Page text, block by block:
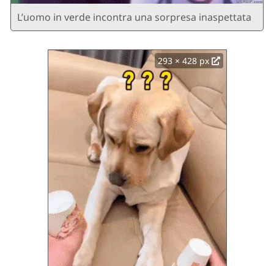
L’uomo in verde incontra una sorpresa inaspettata
293 × 428 px